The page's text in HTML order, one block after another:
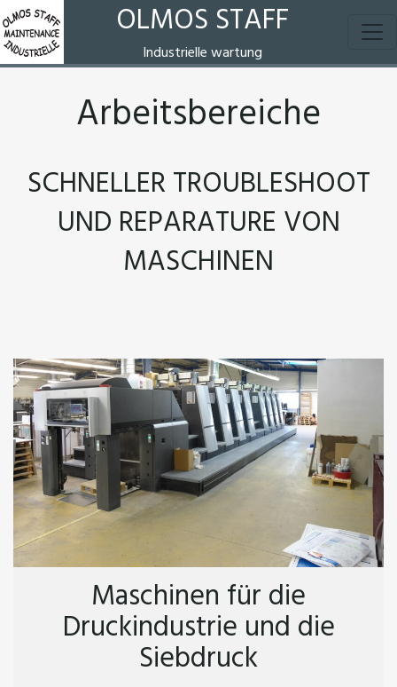
OLMOS STAFF
Industrielle wartung
Arbeitsbereiche
SCHNELLER TROUBLESHOOT
UND REPARATURE VON
MASCHINEN
Maschinen für die
Druckindustrie und die
Siebdruck